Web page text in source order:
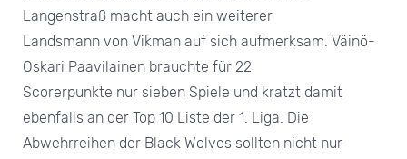
Langenstraß macht auch ein weiterer
Landsmann von Vikman auf sich aufmerksam. Väinö-
Oskari Paavilainen brauchte für 22
Scorerpunkte nur sieben Spiele und kratzt damit
ebenfalls an der Top 10 Liste der 1. Liga. Die
Abwehrreihen der Black Wolves sollten nicht nur